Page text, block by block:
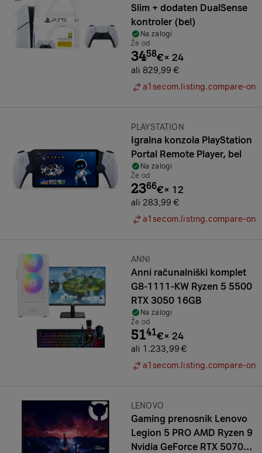
Slim + dodaten DualSense
kontroler (bel)
Na zalogi
Že od
3458€× 24
ali 829,99 €
a1secom.listing.compare-on
Znamka:
PLAYSTATION
Igralna konzola PlayStation
Portal Remote Player, bel
Na zalogi
Že od
2366€× 12
ali 283,99 €
a1secom.listing.compare-on
Znamka:
ANNI
Anni računalniški komplet
G8-1111-KW Ryzen 5 5500
RTX 3050 16GB
Na zalogi
Že od
5141€× 24
ali 1.233,99 €
a1secom.listing.compare-on
Znamka:
LENOVO
Gaming prenosnik Lenovo
Legion 5 PRO AMD Ryzen 9
Nvidia GeForce RTX 5070